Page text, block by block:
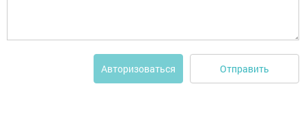
Авторизоваться Отправить